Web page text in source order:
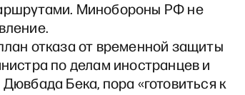
Минобороны РФ не
отказа от временной защиты
по делам иностранцев и
Бека, пора «готовиться к